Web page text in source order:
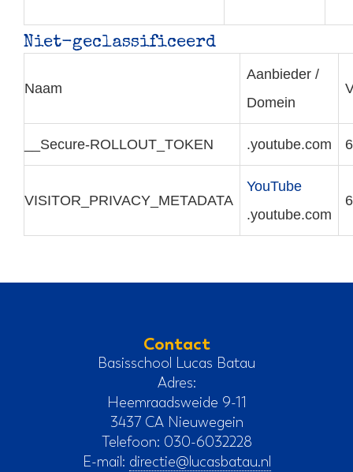
Niet-geclassificeerd
Naam
Aanbieder /
Domein
__Secure-ROLLOUT_TOKEN .youtube.com
VISITOR_PRIVACY_METADATA
YouTube
.youtube.com
Contact
Basisschool Lucas Batau
Adres:
Heemraadsweide 9-11
3437 CA Nieuwegein
Telefoon: 030-6032228
E-mail: directie@lucasbatau.nl